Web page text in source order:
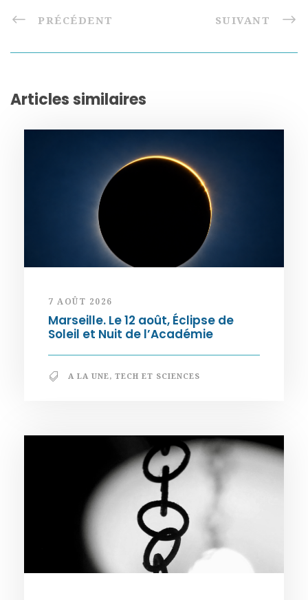
PRÉCÉDENT SUIVANT
Articles similaires
7 AOÛT 2026
Marseille. Le 12 août, Éclipse de
Soleil et Nuit de l’Académie
A LA UNE, TECH ET SCIENCES